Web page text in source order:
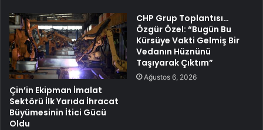
Çin’in Ekipman İmalat
Sektörü İlk Yarıda İhracat
Büyümesinin İtici Gücü
Oldu
CHP Grup Toplantısı…
Özgür Özel: “Bugün Bu
Kürsüye Vakti Gelmiş Bir
Vedanın Hüznünü
Taşıyarak Çıktım”
Ağustos 6, 2026